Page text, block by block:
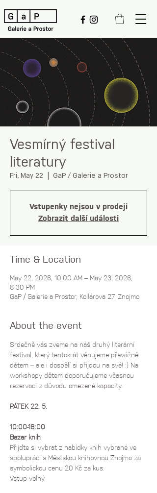
Vesmírný festival
literatury
Fri, May 22 GaP / Galerie a Prostor
Vstupenky nejsou v prodeji
Zobrazit další události
Time & Location
May 22, 2026, 10:00 AM – May 23, 2026,
8:30 PM
GaP / Galerie a Prostor, Kollárova 27, Znojmo
About the event
Srdečně vás zveme na náš druhý literární
festival, který tentokrát věnujeme převážně
dětem – ale i dospělí si přijdou na své! :) Na
workshopy dětem doporučujeme včasnou
rezervaci z důvodu omezené kapacity.
PÁTEK 22. 5.
10:00-18:00
Bazar knih
Přijďte si vybrat z nabídky knih vybrané ve
spolupráci s Městskou knihovnou Znojmo za
symbolickou cenu 20 Kč za kus.
Vstup volný